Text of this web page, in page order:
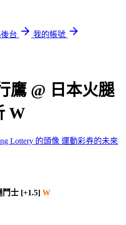
台
我的帳號
鷹 @ 日本火腿
W
運動彩券的未來
鬥士 [+1.5] W